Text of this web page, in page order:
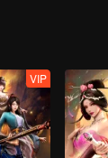
VIP